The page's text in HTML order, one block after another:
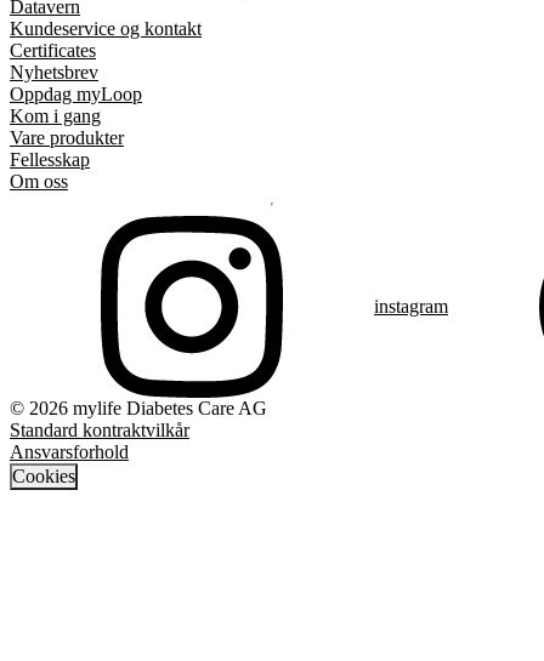
Datavern
Kundeservice og kontakt
Certificates
Nyhetsbrev
Oppdag myLoop
Kom i gang
Vare produkter
Fellesskap
Om oss
instagram
© 2026 mylife Diabetes Care AG
Standard kontraktvilkår
Ansvarsforhold
Cookies